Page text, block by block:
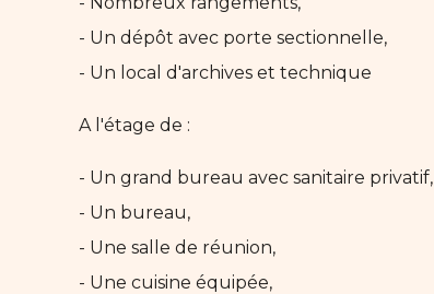
- Un dépôt avec porte sectionnelle,
- Un local d'archives et technique
A l'étage de :
- Un grand bureau avec sanitaire privatif,
- Un bureau,
- Une salle de réunion,
- Une cuisine équipée,